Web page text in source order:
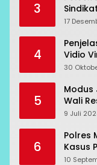
3
17
4
Vidio
30
5
Modus
Wali
9 Juli
6
Polres
Kasus
10